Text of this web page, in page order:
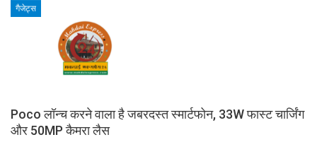
गैजेट्स
Poco लॉन्च करने वाला है जबरदस्त स्मार्टफोन, 33W फास्ट चार्जिंग
और 50MP कैमरा लैस